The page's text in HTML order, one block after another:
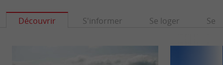
Découvrir S'informer Se loger Se